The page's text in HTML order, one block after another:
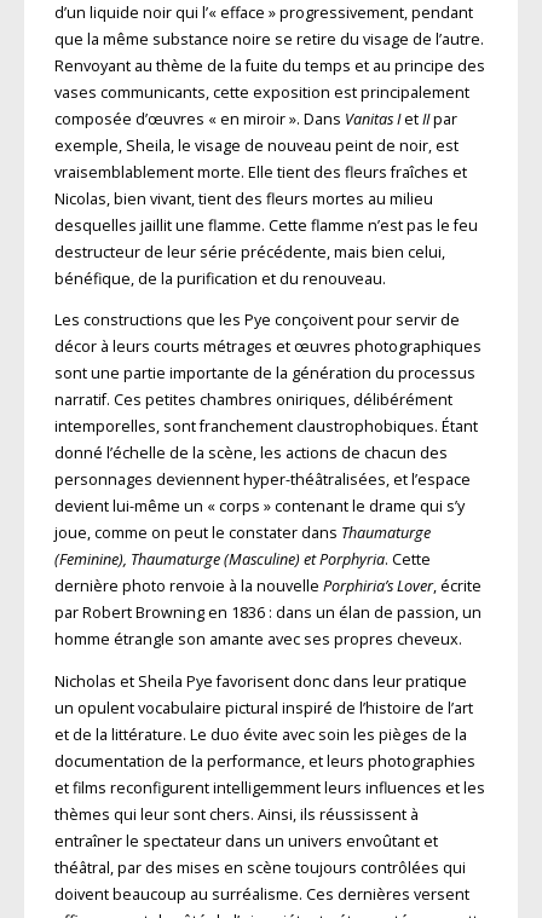
d’un liquide noir qui l’« efface » progressivement, pendant
que la même substance noire se retire du visage de l’autre.
Renvoyant au thème de la fuite du temps et au principe des
vases communicants, cette exposition est principalement
composée d’œuvres « en miroir ». Dans Vanitas IetIIpar
exemple, Sheila, le visage de nouveau peint de noir, est
vraisemblablement morte. Elle tient des fleurs fraîches et
Nicolas, bien vivant, tient des fleurs mortes au milieu
desquelles jaillit une flamme. Cette flamme n’est pas le feu
destructeur de leur série précédente, mais bien celui,
bénéfique, de la purification et du renouveau.
Les constructions que les Pye conçoivent pour servir de
décor à leurs courts métrages et œuvres photographiques
sont une partie importante de la génération du processus
narratif. Ces petites chambres oniriques, délibérément
intemporelles, sont franchement claustrophobiques. Étant
donné l’échelle de la scène, les actions de chacun des
personnages deviennent hyper-théâtralisées, et l’espace
devient lui-même un « corps » contenant le drame qui s’y
joue, comme on peut le constater dans Thaumaturge
(Feminine), Thaumaturge (Masculine) et Porphyria. Cette
dernière photo renvoie à la nouvelle Porphiria’s Lover, écrite
par Robert Browning en 1836 : dans un élan de passion, un
homme étrangle son amante avec ses propres cheveux.
Nicholas et Sheila Pye favorisent donc dans leur pratique
un opulent vocabulaire pictural inspiré de l’histoire de l’art
et de la littérature. Le duo évite avec soin les pièges de la
documentation de la performance, et leurs photographies
et films reconfigurent intelligemment leurs influences et les
thèmes qui leur sont chers. Ainsi, ils réussissent à
entraîner le spectateur dans un univers envoûtant et
théâtral, par des mises en scène toujours contrôlées qui
doivent beaucoup au surréalisme. Ces dernières versent